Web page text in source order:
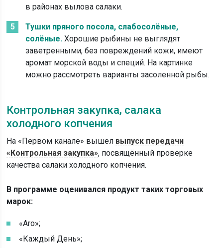
в районах вылова салаки.
Тушки пряного посола, слабосолёные,
солёные. Хорошие рыбины не выглядят
заветренными, без повреждений кожи, имеют
аромат морской воды и специй. На картинке
можно рассмотреть варианты засоленной рыбы.
Контрольная закупка, салака
холодного копчения
На «Первом канале» вышел выпуск передачи
«Контрольная закупка», посвящённый проверке
качества салаки холодного копчения.
В программе оценивался продукт таких торговых
марок:
«Aro»;
«Каждый День»;